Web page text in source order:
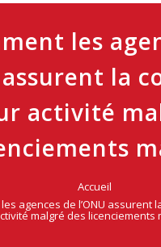
les
assurent la
activité
Accueil
agences de l’ONU assurent
malgré des licenciements